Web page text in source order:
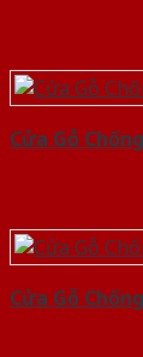
Cửa Gỗ
Cửa Gỗ